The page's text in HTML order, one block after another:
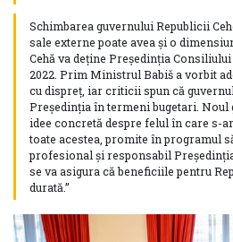
Schimbarea guvernului Republicii
sale externe poate avea și o
Cehă va deține Președinția
2022. Prim Ministrul Babiš a vorbit
cu dispreț, iar criticii spun că
Președinția în termeni bugetari. Noul
idee concretă despre felul în care s-
toate acestea, promite în programul
profesional și responsabil
se va asigura că beneficiile pentru
durată.”